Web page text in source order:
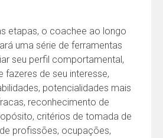
etapas, o coachee ao longo
uma série de ferramentas
seu perfil comportamental,
fazeres de seu interesse,
potencialidades mais
reconhecimento de
critérios de tomada de
profissões, ocupações,